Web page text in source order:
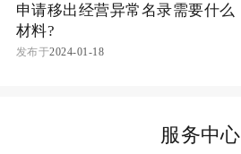
申请移出经营异常名录需要什么
材料?
发布于2024-01-18
服务中心